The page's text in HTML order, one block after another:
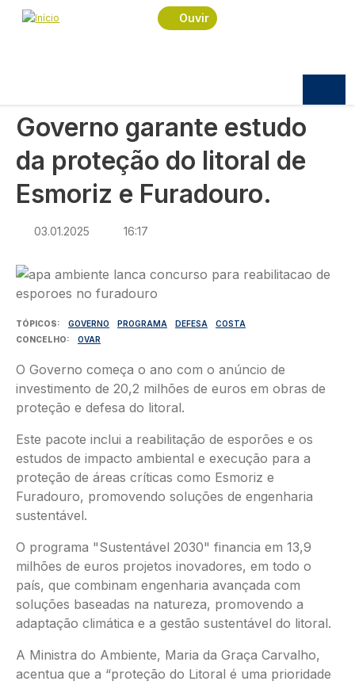
Passar para o conteúdo principal
Ouvir
Navegação estrutural
Início
Política
Governo garante estudo da proteção do litoral de
Governo garante estudo
da proteção do litoral de
Esmoriz e Furadouro.
03.01.2025 16:17
Imagem
TÓPICOS GOVERNO PROGRAMA DEFESA
COSTA
CONCELHO
OVAR
O Governo começa o ano com o anúncio de
investimento de 20,2 milhões de euros em obras de
proteção e defesa do litoral.
Este pacote inclui a reabilitação de esporões e os
estudos de impacto ambiental e execução para a
proteção de áreas críticas como Esmoriz e
Furadouro, promovendo soluções de engenharia
sustentável.
O programa "Sustentável 2030" financia em 13,9
milhões de euros projetos inovadores, em todo o
país, que combinam engenharia avançada com
soluções baseadas na natureza, promovendo a
adaptação climática e a gestão sustentável do litoral.
A Ministra do Ambiente, Maria da Graça Carvalho,
acentua que a “proteção do Litoral é uma prioridade